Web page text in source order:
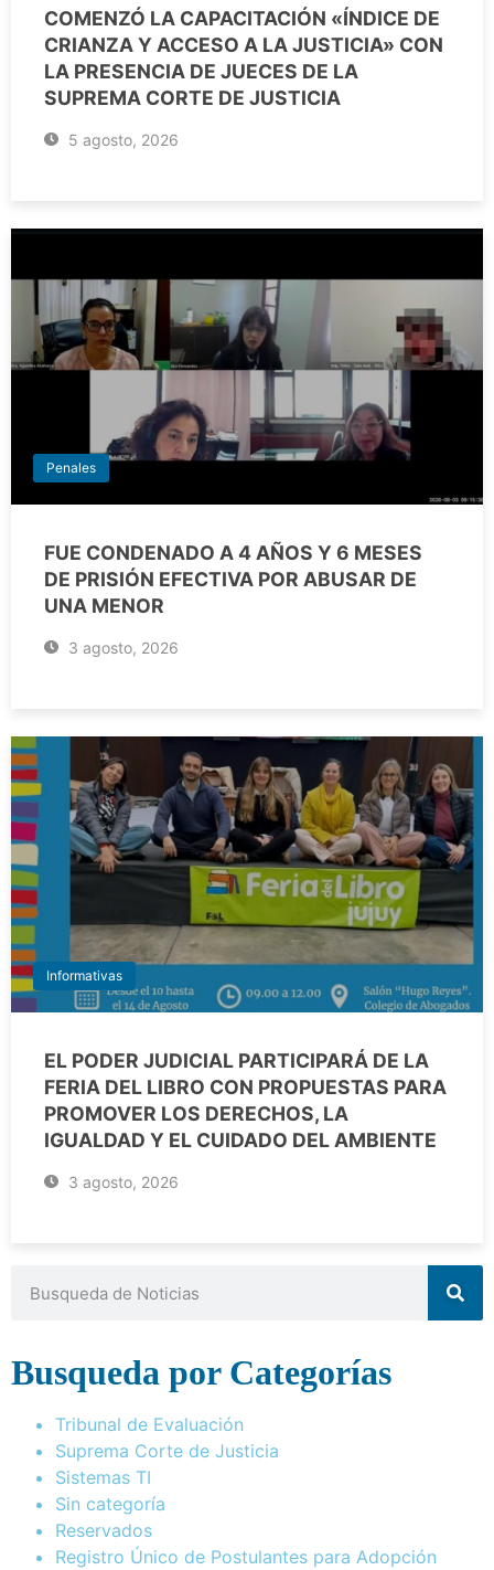
COMENZÓ LA CAPACITACIÓN «ÍNDICE DE
CRIANZA Y ACCESO A LA JUSTICIA» CON
LA PRESENCIA DE JUECES DE LA
SUPREMA CORTE DE JUSTICIA
5 agosto, 2026
Penales
FUE CONDENADO A 4 AÑOS Y 6 MESES
DE PRISIÓN EFECTIVA POR ABUSAR DE
UNA MENOR
3 agosto, 2026
Informativas
EL PODER JUDICIAL PARTICIPARÁ DE LA
FERIA DEL LIBRO CON PROPUESTAS PARA
PROMOVER LOS DERECHOS, LA
IGUALDAD Y EL CUIDADO DEL AMBIENTE
3 agosto, 2026
Busqueda por Categorías
Tribunal de Evaluación
Suprema Corte de Justicia
Sistemas TI
Sin categoría
Reservados
Registro Único de Postulantes para Adopción